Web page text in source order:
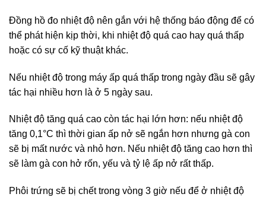
Đồng hồ đo nhiệt độ nên gắn với hệ thống báo động để có
thể phát hiện kịp thời, khi nhiệt độ quá cao hay quá thấp
hoặc có sự cố kỹ thuật khác.
Nếu nhiệt độ trong máy ấp quá thấp trong ngày đầu sẽ gây
tác hại nhiều hơn là ở 5 ngày sau.
Nhiệt độ tăng quá cao còn tác hại lớn hơn: nếu nhiệt độ
tăng 0,1°C thì thời gian ấp nở sẽ ngắn hơn nhưng gà con
sẽ bị mất nước và nhỏ hơn. Nếu nhiệt độ tăng cao hơn thì
sẽ làm gà con hở rốn, yếu và tỷ lệ ấp nở rất thấp.
Phôi trứng sẽ bị chết trong vòng 3 giờ nếu để ở nhiệt độ